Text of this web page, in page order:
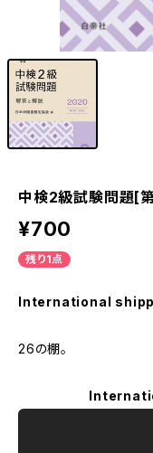
中検2級試験問題[
¥700
残り1点
International
26の棚。